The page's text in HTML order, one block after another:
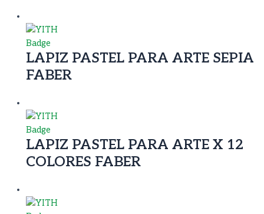
LAPIZ PASTEL PARA ARTE SEPIA
FABER
LAPIZ PASTEL PARA ARTE X 12
COLORES FABER